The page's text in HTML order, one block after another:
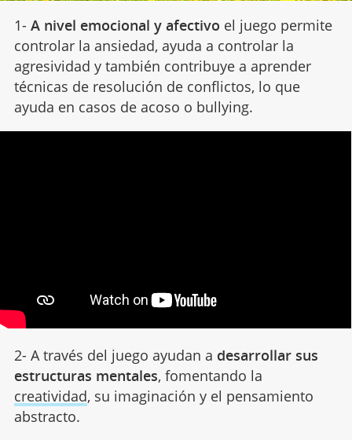
1- A nivel emocional y afectivo el juego permite
controlar la ansiedad, ayuda a controlar la
agresividad y también contribuye a aprender
técnicas de resolución de conflictos, lo que
ayuda en casos de acoso o bullying.
2- A través del juego ayudan a desarrollar sus
estructuras mentales, fomentando la
creatividad, su imaginación y el pensamiento
abstracto.